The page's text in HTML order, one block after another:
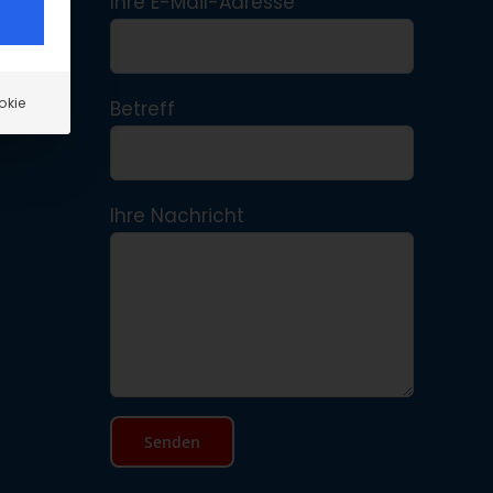
Betreff
Ihre Nachricht